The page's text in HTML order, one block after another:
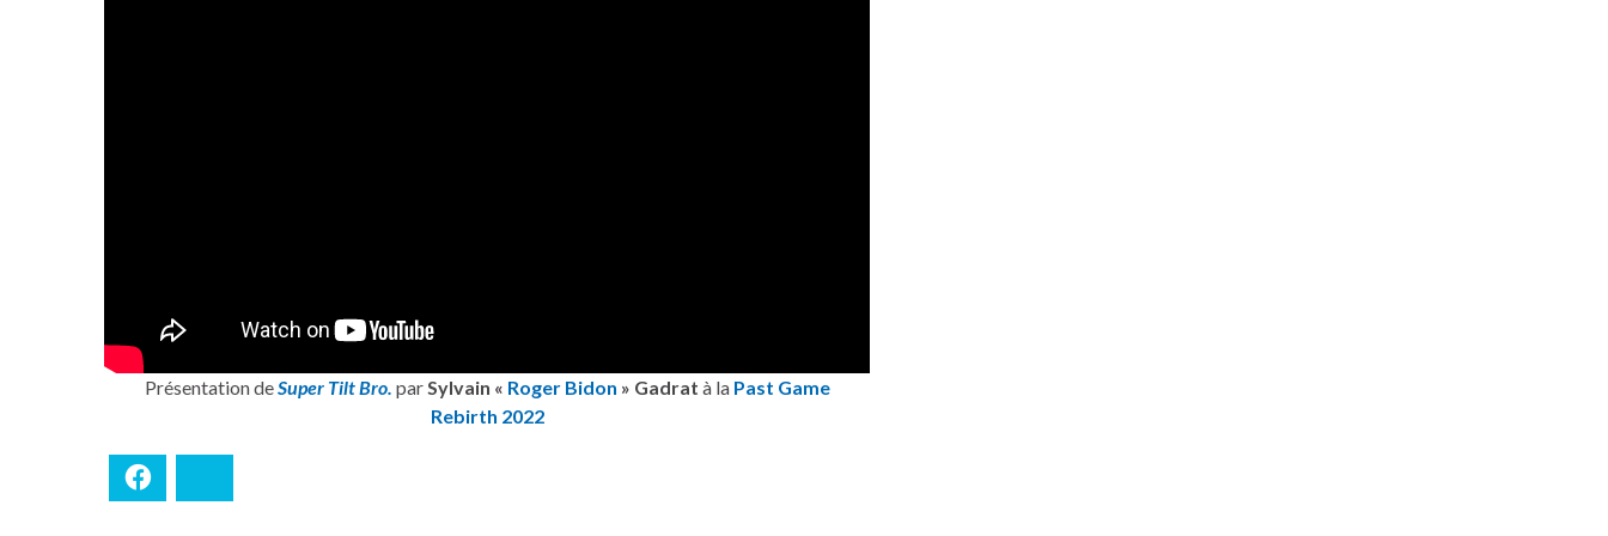
Présentation deSuper Tilt Bro. par Sylvain « Roger Bidon » Gadrat à la Past Game
Rebirth 2022